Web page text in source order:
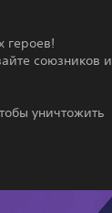
героев!
союзников и
уничтожить